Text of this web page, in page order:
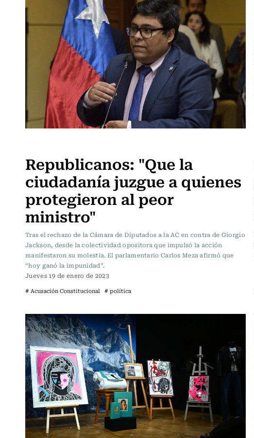
Republicanos: "Que la
ciudadanía juzgue a quienes
protegieron al peor
ministro"
Tras el rechazo de la Cámara de Diputados a la AC en contra de Giorgio
Jackson, desde la colectividad opositora que impulsó la acción
manifestaron su molestia. El parlamentario Carlos Meza afirmó que
“hoy ganó la impunidad”.
Jueves 19 de enero de 2023
# Acusación Constitucional # política